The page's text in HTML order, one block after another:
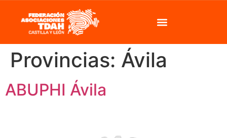
Provincias: Ávila
ABUPHI Ávila